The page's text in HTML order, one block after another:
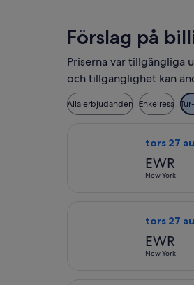
Förslag på
Priserna var tillgängliga
och tillgänglighet kan
Alla erbjudanden Enkelresa
tors 27
EWR
New York
tors 27
EWR
New York